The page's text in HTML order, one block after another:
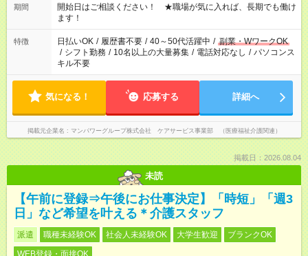
週40時間超の就業はご案内できません ※法令に基づき、週20時
間以上勤務は社会保険への加入対象となります ※労働者派遣法
（日雇い派遣の原則禁止）により、短時間・短期間の就業はご
案内が難しい場合があります
期間
開始日はご相談ください！ ★職場が気に入れば、長期でも働け
ます！
特徴 日払いOK / 履歴書不要 / 40～50代活躍中 / 副業・WワークOK
/ シフト勤務 / 10名以上の大量募集 / 電話対応なし / パソコンス
キル不要
気になる！ 応募する 詳細へ
掲載元企業名 マンパワーグループ株式会社 ケアサービス事業部 （医療福祉介護関連）
掲載日：2026.08.04
未読
【午前に登録⇒午後にお仕事決定】「時短」「週3
日」など希望を叶える＊介護スタッフ
派遣 職種未経験OK 社会人未経験OK 大学生歓迎
ブランクOK
WEB登録・面接OK